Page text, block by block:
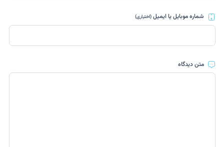
شماره موبایل یا ایمیل(اختیاری)
متن دیدگاه